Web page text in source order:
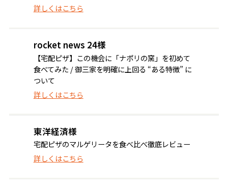
詳しくはこちら
rocket news 24様
【宅配ピザ】この機会に「ナポリの窯」を初めて
食べてみた / 御三家を明確に上回る “ある特徴” に
ついて
詳しくはこちら
東洋経済様
宅配ピザのマルゲリータを食べ比べ徹底レビュー
詳しくはこちら